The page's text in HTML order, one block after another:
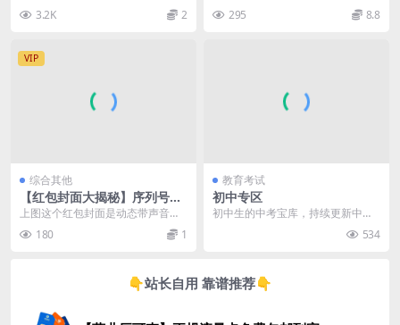
神贴合集，天涯论坛曾经是中国最
大的综合性社区论坛...
3.2K 2
作方法论课程官方售价699元，由
夏鹏老师主讲，...
295 8.8
VIP
综合其他
【红包封面大揭秘】序列号获
取+制作步骤全公开，轻松制
上图这个红包封面是动态带声音特
效的，特别炫酷！不信你买一个~
180 1
教育考试
初中专区
初中生的中考宝库，持续更新中…
534
👇站长自用 靠谱推荐👇